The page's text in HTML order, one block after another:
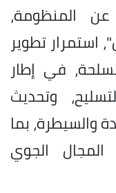
المنظومة،
استمرار تطوير
في إطار
وتحديث
والسيطرة، بما
الجوي